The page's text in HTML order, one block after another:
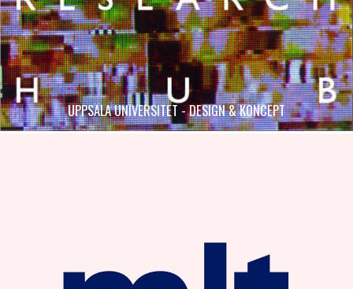
UPPSALA UNIVERSITET - DESIGN & KONCEPT